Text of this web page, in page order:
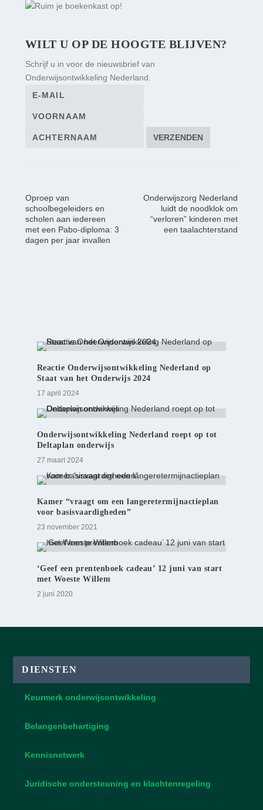
WILT U OP DE HOOGTE BLIJVEN?
Schrijf u in voor de nieuwsbrief van
Onderwijsontwikkeling Nederland.
Oproep van
schoolbegeleiders en
scholen aan iedereen
met een Pabo-diploma: 3
dagen per jaar invallen
Onderwijszorg Nederland
luidt de noodklok om
“verloren” kinderen met
een taalachterstand
Reactie Onderwijsontwikkeling Nederland op
Staat van het Onderwijs 2024
17 april 2024
Onderwijsontwikkeling Nederland roept op tot
Deltaplan onderwijs
27 maart 2024
Kamer “vraagt om een langeretermijnactieplan
voor basisvaardigheden”
23 november 2021
‘Geef een prentenboek cadeau’ 12 juni van start
met Woeste Willem
2 juni 2020
DIENSTEN
Keurmerk onderwijsontwikkeling
Belangenbehartiging
Kennisnetwerk
Juridische ondersteuning en klachtenregeling